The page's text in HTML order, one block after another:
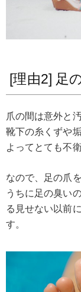
[理由2] 足
爪の間は意外と
靴下の糸くずや
よってとても不
なので、足の爪
うちに足の臭い
る見せない以前
す。